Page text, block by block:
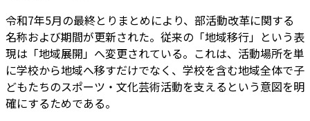
令和7年5月の最終とりまとめにより、部活動改革に関する
名称および期間が更新された。従来の「地域移行」という表
現は「地域展開」へ変更されている。これは、活動場所を単
に学校から地域へ移すだけでなく、学校を含む地域全体で子
どもたちのスポーツ・文化芸術活動を支えるという意図を明
確にするためである。